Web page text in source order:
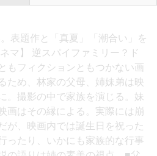
表題作と「真夏」「潮合い」を
マ】 逆スパイファミリー？ド
もフィクションともつかない画
ため、林家の父母、姉妹弟は映
。撮影の中で家族を演じる。妹
画はその縁による。実際には崩
が、映画内では誕生日を祝った
ったり、いかにも家族的な行事